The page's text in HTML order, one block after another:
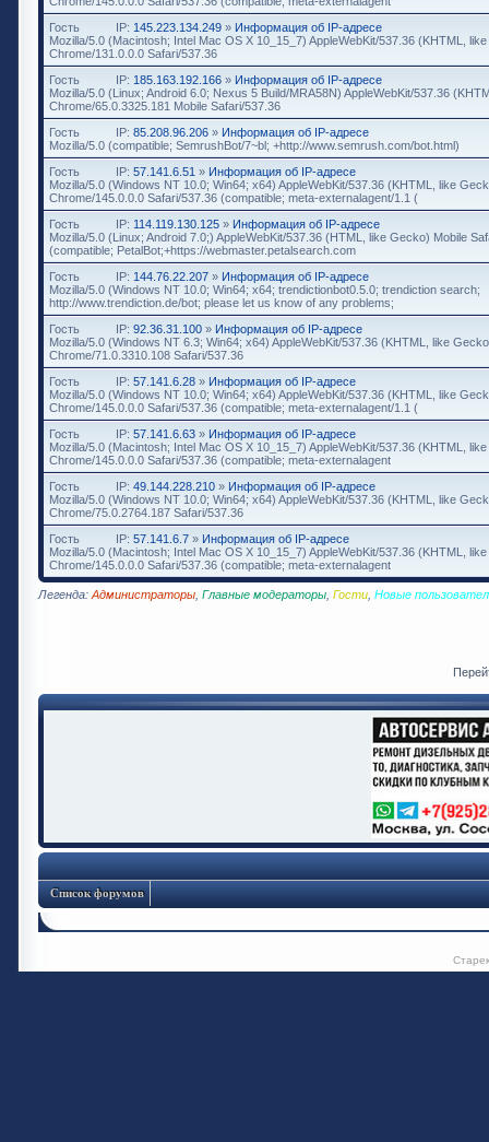
Гость
IP: 145.223.134.249 » Информация об IP-адресе
Mozilla/5.0 (Macintosh; Intel Mac OS X 10_15_7) AppleWebKit/537.36 (KHTML,
Chrome/131.0.0.0 Safari/537.36
Гость
IP: 185.163.192.166 » Информация об IP-адресе
Mozilla/5.0 (Linux; Android 6.0; Nexus 5 Build/MRA58N) AppleWebKit/537.36
Chrome/65.0.3325.181 Mobile Safari/537.36
Гость
IP: 85.208.96.206 » Информация об IP-адресе
Mozilla/5.0 (compatible; SemrushBot/7~bl; +http://www.semrush.com/bot.html)
Гость
IP: 57.141.6.51 » Информация об IP-адресе
Mozilla/5.0 (Windows NT 10.0; Win64; x64) AppleWebKit/537.36 (KHTML, like
Chrome/145.0.0.0 Safari/537.36 (compatible; meta-externalagent/1.1 (
Гость
IP: 114.119.130.125 » Информация об IP-адресе
Mozilla/5.0 (Linux; Android 7.0;) AppleWebKit/537.36 (HTML, like Gecko) Mobile
(compatible; PetalBot;+https://webmaster.petalsearch.com
Гость
IP: 144.76.22.207 » Информация об IP-адресе
Mozilla/5.0 (Windows NT 10.0; Win64; x64; trendictionbot0.5.0; trendiction search;
http://www.trendiction.de/bot; please let us know of any problems;
Гость
IP: 92.36.31.100 » Информация об IP-адресе
Mozilla/5.0 (Windows NT 6.3; Win64; x64) AppleWebKit/537.36 (KHTML, like
Chrome/71.0.3310.108 Safari/537.36
Гость
IP: 57.141.6.28 » Информация об IP-адресе
Mozilla/5.0 (Windows NT 10.0; Win64; x64) AppleWebKit/537.36 (KHTML, like
Chrome/145.0.0.0 Safari/537.36 (compatible; meta-externalagent/1.1 (
Гость
IP: 57.141.6.63 » Информация об IP-адресе
Mozilla/5.0 (Macintosh; Intel Mac OS X 10_15_7) AppleWebKit/537.36 (KHTML,
Chrome/145.0.0.0 Safari/537.36 (compatible; meta-externalagent
Гость
IP: 49.144.228.210 » Информация об IP-адресе
Mozilla/5.0 (Windows NT 10.0; Win64; x64) AppleWebKit/537.36 (KHTML, like
Chrome/75.0.2764.187 Safari/537.36
Гость
IP: 57.141.6.7 » Информация об IP-адресе
Mozilla/5.0 (Macintosh; Intel Mac OS X 10_15_7) AppleWebKit/537.36 (KHTML,
Chrome/145.0.0.0 Safari/537.36 (compatible; meta-externalagent
Легенда: Администраторы Главные модераторы Гости Новые
Список форумов